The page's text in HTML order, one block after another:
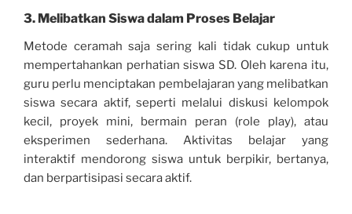
3. Melibatkan Siswa dalam Proses Belajar
Metode ceramah saja sering kali tidak cukup untuk
mempertahankan perhatian siswa SD. Oleh karena itu,
guru perlu menciptakan pembelajaran yang melibatkan
siswa secara aktif, seperti melalui diskusi kelompok
kecil, proyek mini, bermain peran (role play), atau
eksperimen sederhana. Aktivitas belajar yang
interaktif mendorong siswa untuk berpikir, bertanya,
dan berpartisipasi secara aktif.